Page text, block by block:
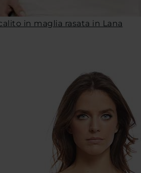
in maglia rasata in Lana